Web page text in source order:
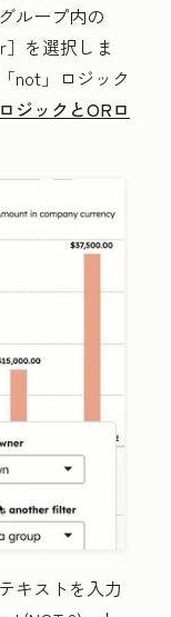
ループ内の
］を選択しま
not」 ロジック
ジックとORロ
キストを入力